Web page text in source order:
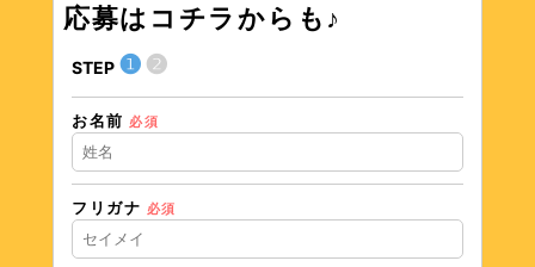
応募はコチラからも♪
STEP ❶❷
お名前 必須
フリガナ 必須